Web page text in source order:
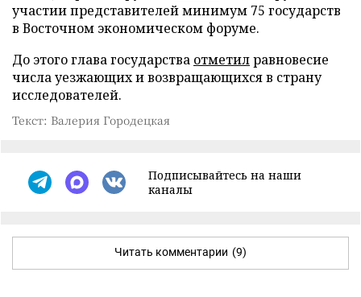
участии представителей минимум 75 государств
в Восточном экономическом форуме.
До этого глава государства отметилравновесие
числа уезжающих и возвращающихся в страну
исследователей.
Текст: Валерия Городецкая
Подписывайтесь на наши
каналы
Читать комментарии (9)